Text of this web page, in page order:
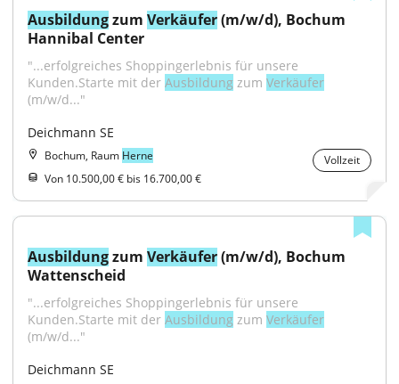
Ausbildung zum Verkäufer (m/w/d), Bochum
Hannibal Center
"...erfolgreiches Shoppingerlebnis für unsere
Kunden.Starte mit der Ausbildung zum Verkäufer
(m/w/d..."
Deichmann SE
Bochum, Raum Herne
Vollzeit
Von 10.500,00 € bis 16.700,00 €
Ausbildung zum Verkäufer (m/w/d), Bochum
Wattenscheid
"...erfolgreiches Shoppingerlebnis für unsere
Kunden.Starte mit der Ausbildung zum Verkäufer
(m/w/d..."
Deichmann SE